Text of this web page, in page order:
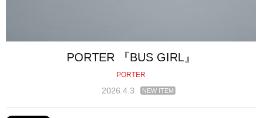
PORTER 『BUS GIRL』
PORTER
2026.4.3 NEW ITEM